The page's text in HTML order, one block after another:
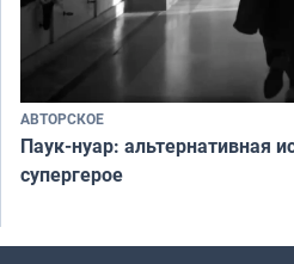
АВТОРСКОЕ
Паук-нуар: альтернативная
супергерое